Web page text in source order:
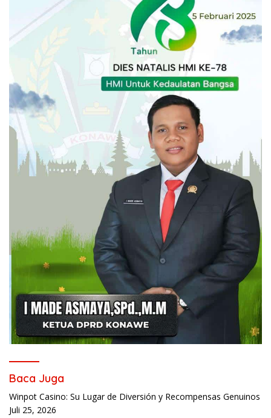
Baca Juga
Winpot Casino: Su Lugar de Diversión y Recompensas Genuinos
Juli 25, 2026